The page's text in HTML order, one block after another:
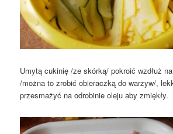
Umytą cukinię /ze skórką/ pokroić wzdłuż
/można to zrobić obieraczką do warzyw/,
przesmażyć na odrobinie oleju aby zmiękły.